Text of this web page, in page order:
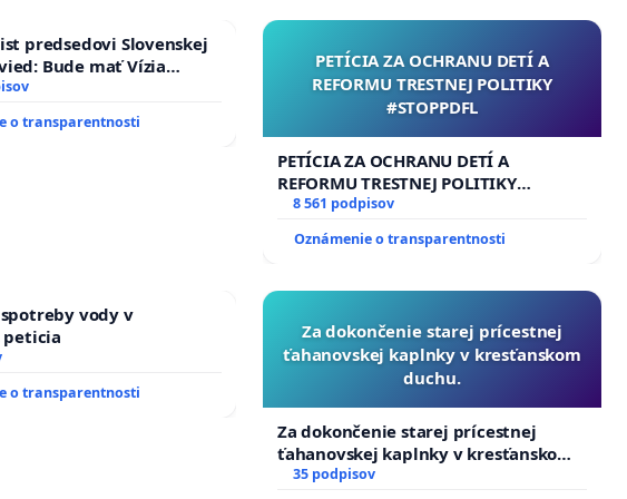
so zriaďovateľmi,
financovaní.
rozpore s týmito záväzkami a môže viesť k zániku
vypustiť
na zachovanie dostupnosti a kvality vzdelávania v
platných záväzkov Slovenskej republiky.
žiadame uskutočnenie rozporového konania, na
predsedovi Slovenskej
Bude mať Vízia
2040 mravnú chrbticu?
o transparentnosti
PETÍCIA ZA OCHRANU DETÍ A
REFORMU TRESTNEJ POLITIKY
#STOPPDFL
PETÍCIA ZA OCHRANU DETÍ A
REFORMU TRESTNEJ POLITIKY
#STOPPDFL
8 561 podpisov
Oznámenie o transparentnosti
vody v
peticia
o transparentnosti
Za dokončenie starej prícestnej
ťahanovskej kaplnky v kresťanskom
duchu.
Za dokončenie starej prícestnej
ťahanovskej kaplnky v kresťanskom
duchu.
35 podpisov